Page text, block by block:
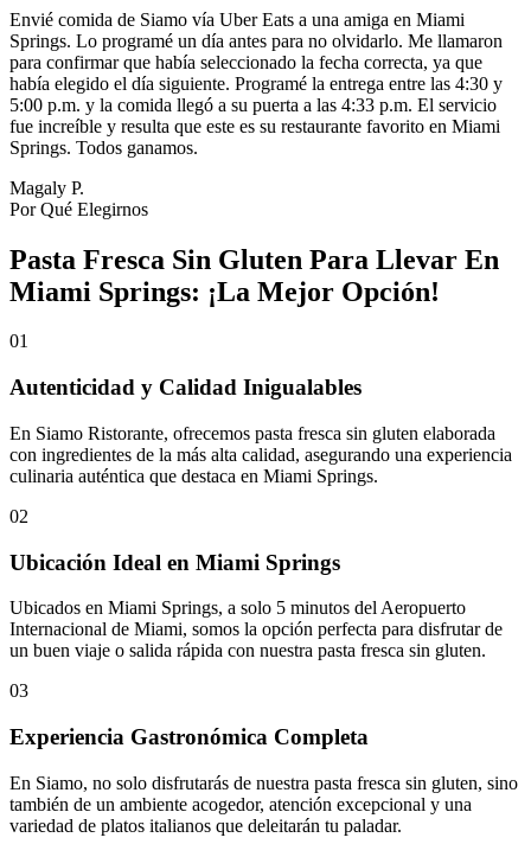
Envié comida de Siamo vía Uber Eats a una amiga en Miami
Springs. Lo programé un día antes para no olvidarlo. Me llamaron
para confirmar que había seleccionado la fecha correcta, ya que
había elegido el día siguiente. Programé la entrega entre las 4:30 y
5:00 p.m. y la comida llegó a su puerta a las 4:33 p.m. El servicio
fue increíble y resulta que este es su restaurante favorito en Miami
Springs. Todos ganamos.
Magaly P.
Por Qué Elegirnos
Pasta Fresca Sin Gluten Para Llevar En
Miami Springs: ¡La Mejor Opción!
01
Autenticidad y Calidad Inigualables
En Siamo Ristorante, ofrecemos pasta fresca sin gluten elaborada
con ingredientes de la más alta calidad, asegurando una experiencia
culinaria auténtica que destaca en Miami Springs.
02
Ubicación Ideal en Miami Springs
Ubicados en Miami Springs, a solo 5 minutos del Aeropuerto
Internacional de Miami, somos la opción perfecta para disfrutar de
un buen viaje o salida rápida con nuestra pasta fresca sin gluten.
03
Experiencia Gastronómica Completa
En Siamo, no solo disfrutarás de nuestra pasta fresca sin gluten, sino
también de un ambiente acogedor, atención excepcional y una
variedad de platos italianos que deleitarán tu paladar.